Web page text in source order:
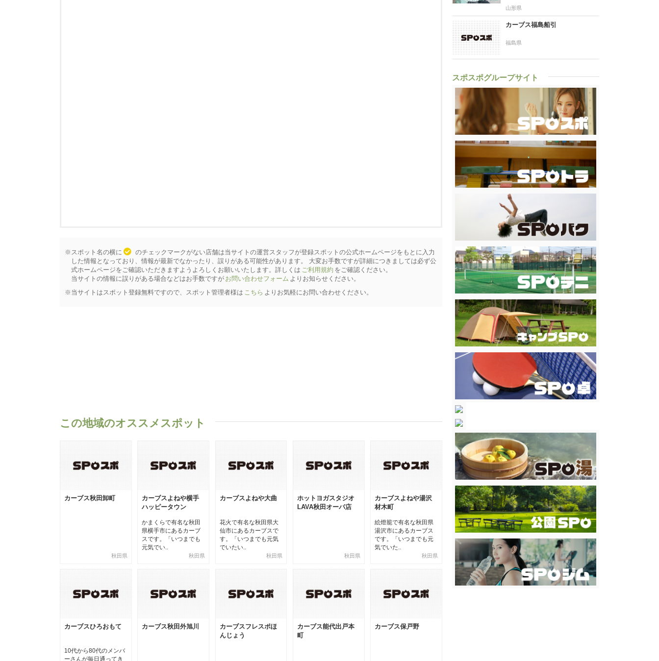
※スポット名の横に
のチェックマークがない店舗は当サイトの運営スタッフが登録スポットの公式ホームページをもとに入力
した情報となっており、情報が最新でなかったり、誤りがある可能性があります。 大変お手数ですが詳細につきましては必ず公
式ホームページをご確認いただきますようよろしくお願いいたします。詳しくは ご利用規約 をご確認ください。
当サイトの情報に誤りがある場合などはお手数ですが お問い合わせフォーム よりお知らせください。
※当サイトはスポット登録無料ですので、スポット管理者様は こちら よりお気軽にお問い合わせください。
この地域のオススメスポット
カーブス秋田卸町
秋田県
カーブスよねや横手
ハッピータウン
かまくらで有名な秋田
県横手市にあるカーブ
スです。「いつまでも
元気でい..
秋田県
カーブスよねや大曲
花火で有名な秋田県大
仙市にあるカーブスで
す。「いつまでも元気
でいたい..
秋田県
ホットヨガスタジオ
LAVA秋田オーパ店
秋田県
カーブスよねや湯沢
材木町
絵燈籠で有名な秋田県
湯沢市にあるカーブス
です。「いつまでも元
気でいた..
秋田県
カーブスひろおもて
10代から80代のメンバ
ーさんが毎日通ってき
カーブス秋田外旭川
カーブスフレスポほ
んじょう
カーブス能代出戸本
町
カーブス保戸野
山形県
カーブス福島船引
福島県
スポスポグループサイト